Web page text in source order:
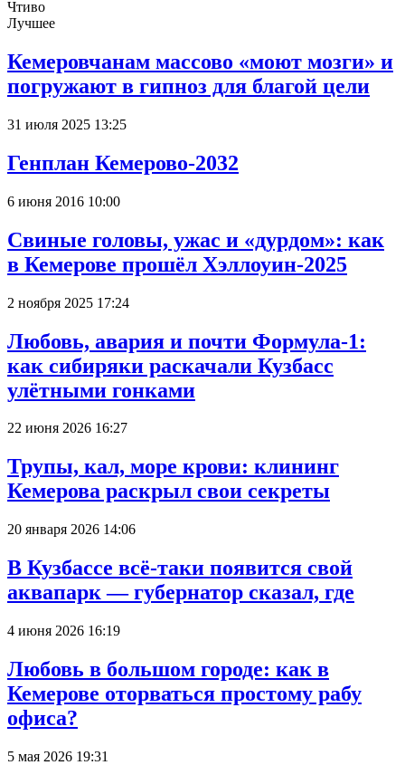
Чтиво
Лучшее
Кемеровчанам массово «моют мозги» и
погружают в гипноз для благой цели
31 июля 2025 13:25
Генплан Кемерово-2032
6 июня 2016 10:00
Свиные головы, ужас и «дурдом»: как
в Кемерове прошёл Хэллоуин-2025
2 ноября 2025 17:24
Любовь, авария и почти Формула-1:
как сибиряки раскачали Кузбасс
улётными гонками
22 июня 2026 16:27
Трупы, кал, море крови: клининг
Кемерова раскрыл свои секреты
20 января 2026 14:06
В Кузбассе всё-таки появится свой
аквапарк — губернатор сказал, где
4 июня 2026 16:19
Любовь в большом городе: как в
Кемерове оторваться простому рабу
офиса?
5 мая 2026 19:31